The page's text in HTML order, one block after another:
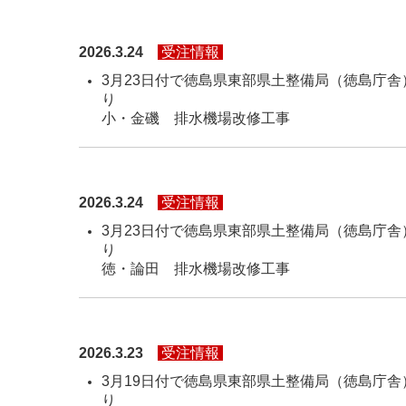
2026.3.24
受注情報
3月23日付で徳島県東部県土整備局（徳島庁舎
り Ｒ
小・金磯 排
2026.3.24
受注情報
3月23日付で徳島県東部県土整備局（徳島庁舎
り Ｒ
徳・論田 排
2026.3.23
受注情報
3月19日付で徳島県東部県土整備局（徳島庁舎
り Ｒ